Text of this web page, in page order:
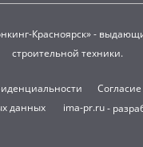
Красноярск» -
строительной техники.
данных
ima-pr.ru-